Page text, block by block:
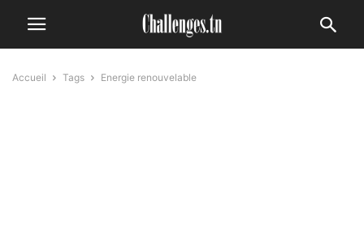
Accueil Tags Energie renouvelable